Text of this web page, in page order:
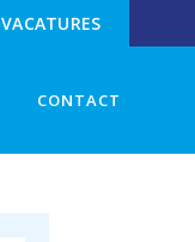
VACATURES
CONTACT